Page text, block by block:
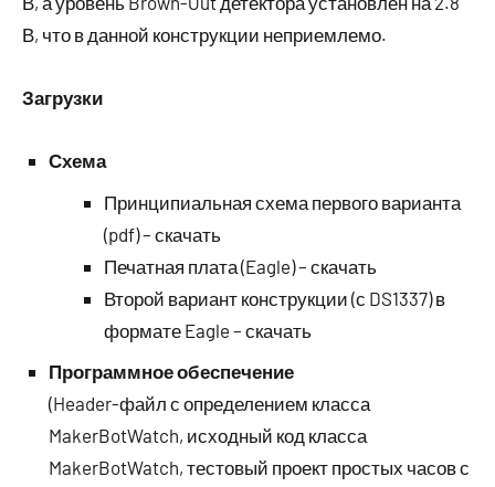
В, что в данной конструкции неприемлемо.
Загрузки
Схема
Принципиальная схема первого варианта
(pdf) – скачать
Печатная плата (Eagle) – скачать
Второй вариант конструкции (с DS1337) в
формате Eagle – скачать
Программное обеспечение
(Header-файл с определением класса
MakerBotWatch, исходный код класса
MakerBotWatch, тестовый проект простых часов с